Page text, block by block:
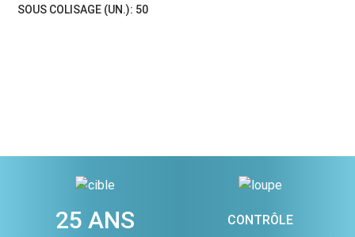
SOUS COLISAGE (UN.): 50
25 ANS CONTRÔLE